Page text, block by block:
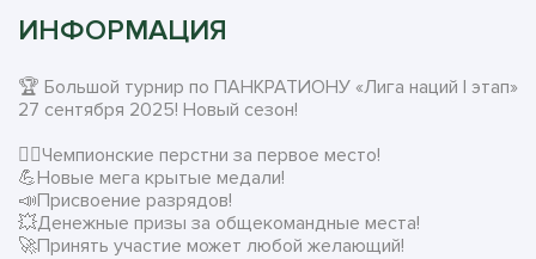
ИНФОРМАЦИЯ
🏆 Большой турнир по ПАНКРАТИОНУ «Лига наций I этап»
27 сентября 2025! Новый сезон!
👉🏻Чемпионские перстни за первое место!
💪Новые мега крытые медали!
📣Присвоение разрядов!
💥Денежные призы за общекомандные места!
🚀Принять участие может любой желающий!